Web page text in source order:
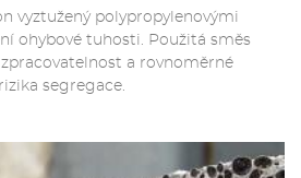
vyztužený polypropylenovými
ohybové tuhosti. Použitá směs
a rovnoměrné
segregace.